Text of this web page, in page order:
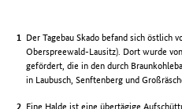
Der Tagebau Skado befand sich östlich
Oberspreewald-Lausitz). Dort wurde
gefördert, die in den durch
in Laubusch, Senftenberg und
Eine Halde ist eine übertägige